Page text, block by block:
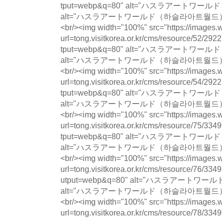
tput=webp&q=80" alt="ハスラアートワール
alt="ハスラアートワールド（하슬라아트월
<br/><img width="100%" src="https://
url=tong.visitkorea.or.kr/cms/resource/52/
tput=webp&q=80" alt="ハスラアートワール
alt="ハスラアートワールド（하슬라아트월
<br/><img width="100%" src="https://
url=tong.visitkorea.or.kr/cms/resource/54/
tput=webp&q=80" alt="ハスラアートワール
alt="ハスラアートワールド（하슬라아트월
<br/><img width="100%" src="https://
url=tong.visitkorea.or.kr/cms/resource/75/
tput=webp&q=80" alt="ハスラアートワール
alt="ハスラアートワールド（하슬라아트월
<br/><img width="100%" src="https://
url=tong.visitkorea.or.kr/cms/resource/76/
utput=webp&q=80" alt="ハスラアートワール
alt="ハスラアートワールド（하슬라아트월
<br/><img width="100%" src="https://
url=tong.visitkorea.or.kr/cms/resource/78/